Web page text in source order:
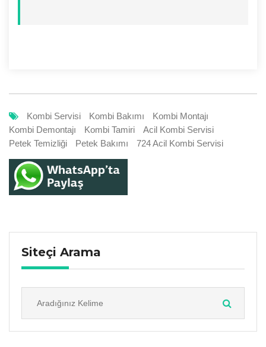
Kombi Servisi Kombi Bakımı
Kombi Montajı
Kombi Demontajı
Kombi Tamiri
Acil Kombi Servisi
Petek Temizliği
Petek Bakımı 724 Acil Kombi Servisi
Siteçi Arama